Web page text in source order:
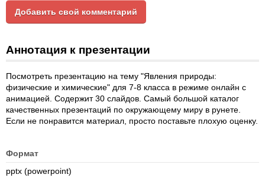
Добавить свой комментарий
Аннотация к презентации
Посмотреть презентацию на тему "Явления природы:
физические и химические" для 7-8 класса в режиме онлайн с
анимацией. Содержит 30 слайдов. Самый большой каталог
качественных презентаций по окружающему миру в рунете.
Если не понравится материал, просто поставьте плохую оценку.
Формат
pptx (powerpoint)